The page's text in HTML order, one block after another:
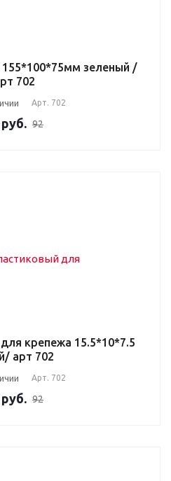
зеленый /
702
Арт. 702
руб. 92
крепежа 15.5*10*7.5
арт 702
Арт. 702
руб. 92